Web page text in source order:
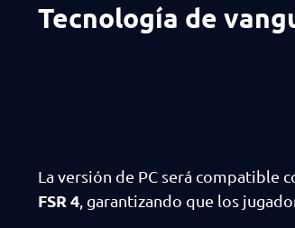
Tecnología de
La versión de PC será compatible
FSR 4, garantizando que los